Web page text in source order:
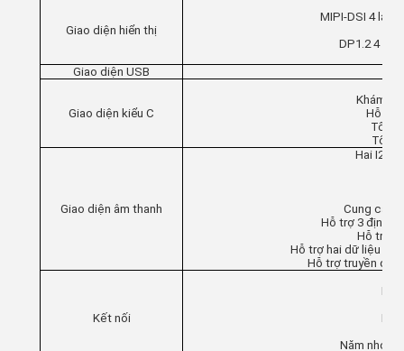
Giao diện hiển thị
MIPI-DSI 4 làn
DP1.2 4
Giao diện USB
Giao diện kiểu C
Khám
Hỗ trợ
Tốc
Tối
Giao diện âm thanh
Hai I2S /
Cung cấp
Hỗ trợ 3 định
Hỗ trợ 4
Hỗ trợ hai dữ liệu
Hỗ trợ truyền dữ
Kết nối
Bộ
Năm nhóm